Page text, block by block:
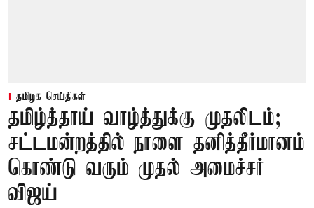
தமிழக செய்திகள்
தமிழ்த்தாய் வாழ்த்துக்கு முதலிடம்;
சட்டமன்றத்தில் நாளை தனித்தீர்மானம்
கொண்டு வரும் முதல் அமைச்சர்
விஜய்